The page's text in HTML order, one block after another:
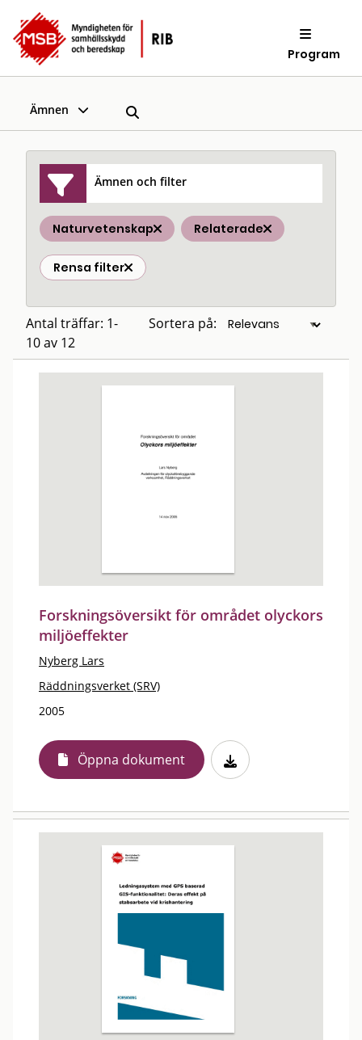
Program
Ämnen
Ämnen och filter
Naturvetenskap Relaterade
Rensa filter
Antal träffar: 1-
10 av 12
Sortera på:
Forskningsöversikt för området olyckors
miljöeffekter
Nyberg Lars
Räddningsverket (SRV)
2005
Öppna dokument